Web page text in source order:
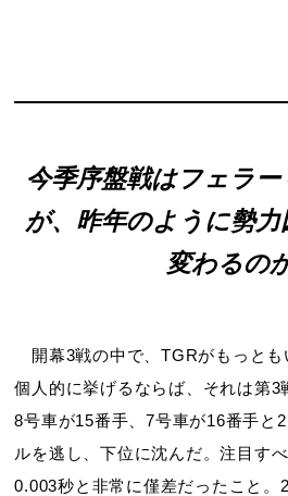
今季序盤戦はフェラ
が、 昨年のように勢
変わるの
開幕3戦の中で、TGRがもっとも
個人的に挙げるならば、それは第3
8号車が15番手、7号車が16番手と
ルを逃し、下位に沈んだ。注目す
0.003秒と非常に僅差だったこと。